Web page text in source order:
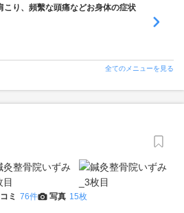
り、頻繫な頭痛などお身体の症状
全てのメニューを見る
ミ 76件 写真 15枚